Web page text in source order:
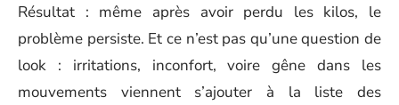
Résultat : même après avoir perdu les kilos, le
problème persiste. Et ce n’est pas qu’une question de
look : irritations, inconfort, voire gêne dans les
mouvements viennent s’ajouter à la liste des